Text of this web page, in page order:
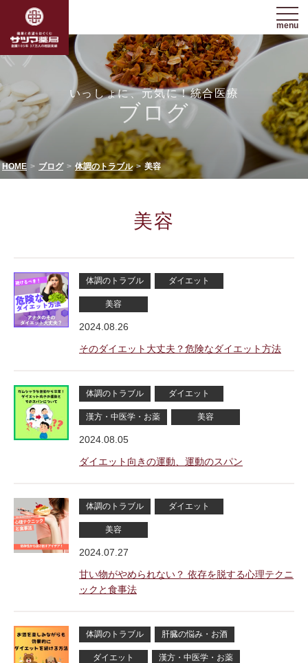
menu
いっしょに、元気に！統合医療
ブログ
HOME ブログ 体調のトラブル 美容
美容
体調のトラブル ダイエット
美容
2024.08.26
そのダイエット大丈夫？危険なダイエット方法
体調のトラブル ダイエット
漢方・中医学・お薬 美容
2024.08.05
ダイエット向きの運動、運動のスパン
体調のトラブル ダイエット
美容
2024.07.27
甘い物がやめられない？ 依存を脱する心理テクニ
ックと食事法
体調のトラブル 肝臓の悩み・お酒
ダイエット 漢方・中医学・お薬